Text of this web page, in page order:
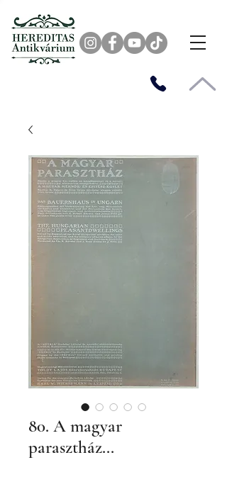
80. A magyar
parasztház...